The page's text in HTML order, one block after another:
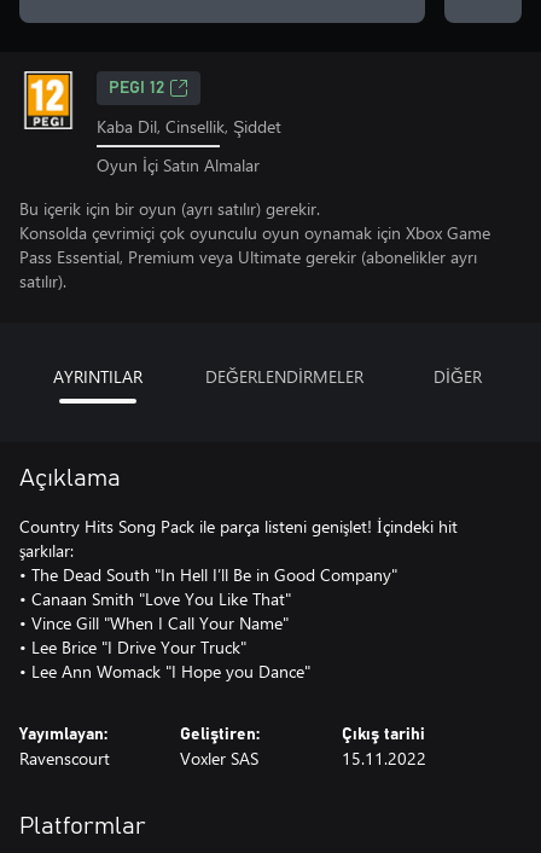
PEGI 12
Kaba Dil, Cinsellik, Şiddet
Oyun İçi Satın Almalar
Bu içerik için bir oyun (ayrı satılır) gerekir.
Konsolda çevrimiçi çok oyunculu oyun oynamak için Xbox Game
Pass Essential, Premium veya Ultimate gerekir (abonelikler ayrı
satılır).
AYRINTILAR DEĞERLENDİRMELER DİĞER
Açıklama
Country Hits Song Pack ile parça listeni genişlet! İçindeki hit
şarkılar:
• The Dead South "In Hell I’ll Be in Good Company"
• Canaan Smith "Love You Like That"
• Vince Gill "When I Call Your Name"
• Lee Brice "I Drive Your Truck"
• Lee Ann Womack "I Hope you Dance"
Yayımlayan:
Ravenscourt
Geliştiren:
Voxler SAS
Çıkış tarihi
15.11.2022
Platformlar